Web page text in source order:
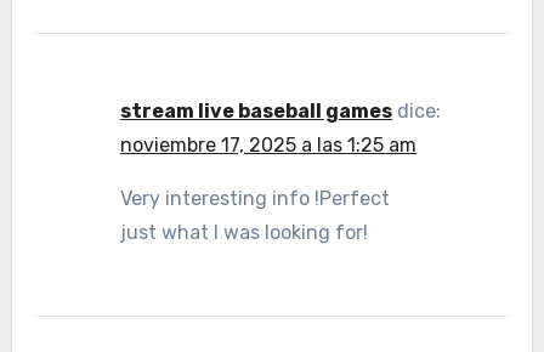
stream live baseball games dice:
noviembre 17, 2025 a las 1:25 am
Very interesting info !Perfect
just what I was looking for!